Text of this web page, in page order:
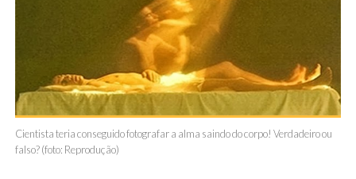
Cientista teria conseguido fotografar a alma saindo do corpo! Verdadeiro ou
falso? (foto: Reprodução)